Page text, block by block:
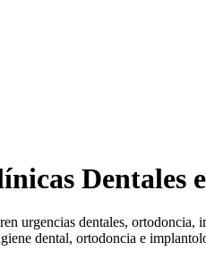
Dentales
urgencias dentales,
dental, ortodoncia e